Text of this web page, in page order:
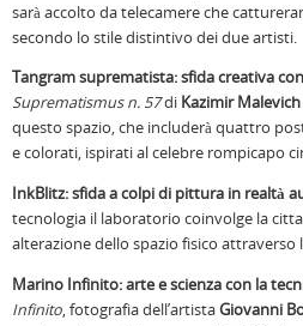
sarà accolto da telecamere che
secondo lo stile distintivo dei due artisti.
Tangram suprematista: sfida creativa
Suprematismus n. 57di Kazimir Malevich
questo spazio, che includerà quattro
e colorati, ispirati al celebre rompicapo
InkBlitz: sfida a colpi di pittura in realtà
tecnologia il laboratorio coinvolge la
alterazione dello spazio fisico attraverso
Marino Infinito: arte e scienza con la
Infinito, fotografia dell’artistaGiovanni